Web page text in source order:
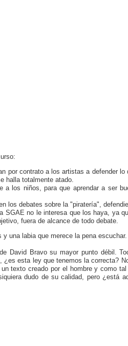
por contrato a los artistas a defender
halla totalmente atado.
a los niños, para que aprendar a ser
los debates sobre la "piratería",
SGAE no le interesa que los haya, ya
fuera de alcance de todo debate.
una labia que merece la pena escuchar.
David Bravo su mayor punto débil.
¿es esta ley que tenemos la correcta?
texto creado por el hombre y como
dudo de su calidad, pero ¿está